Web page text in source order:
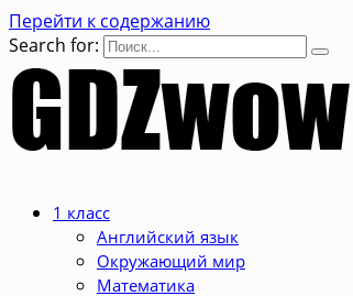
Перейти к содержанию
Search for:
1 класс
Английский язык
Окружающий мир
Математика